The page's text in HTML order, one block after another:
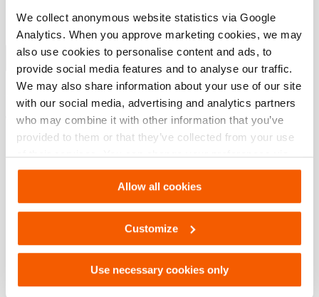
We collect anonymous website statistics via Google
Analytics. When you approve marketing cookies, we may
also use cookies to personalise content and ads, to
provide social media features and to analyse our traffic.
We may also share information about your use of our site
with our social media, advertising and analytics partners
who may combine it with other information that you’ve
provided to them or that they’ve collected from your use
of their services. You can change your preferences via
Settings. See ourcookiestatement.
Allow all cookies
Customize
Use necessary cookies only
pressostatique anti-retour
Régulateur simple ou double effet exclus
Afficher plus
Téléchargements
12 S 06 D, Fiche technique, A4 métrique